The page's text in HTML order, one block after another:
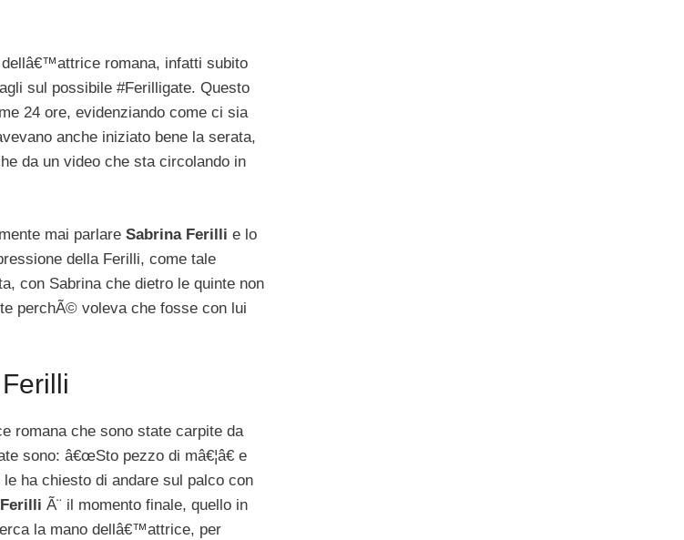
dellâ€™attrice romana, infatti subito
sul possibile #Ferilligate. Questo
24 ore, evidenziando come ci sia
anche iniziato bene la serata,
da un video che sta circolando in
mai parlare Sabrina Ferilli e lo
della Ferilli, come tale
con Sabrina che dietro le quinte non
perchÃ© voleva che fosse con lui
romana che sono state carpite da
sono: â€œSto pezzo di mâ€¦â€ e
le ha chiesto di andare sul palco con
Ã¨ il momento finale, quello in
la mano dellâ€™attrice, per